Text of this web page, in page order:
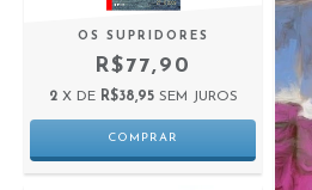
OS SUPRIDORES
R$77,90
2 X DE R$38,95 SEM JUROS